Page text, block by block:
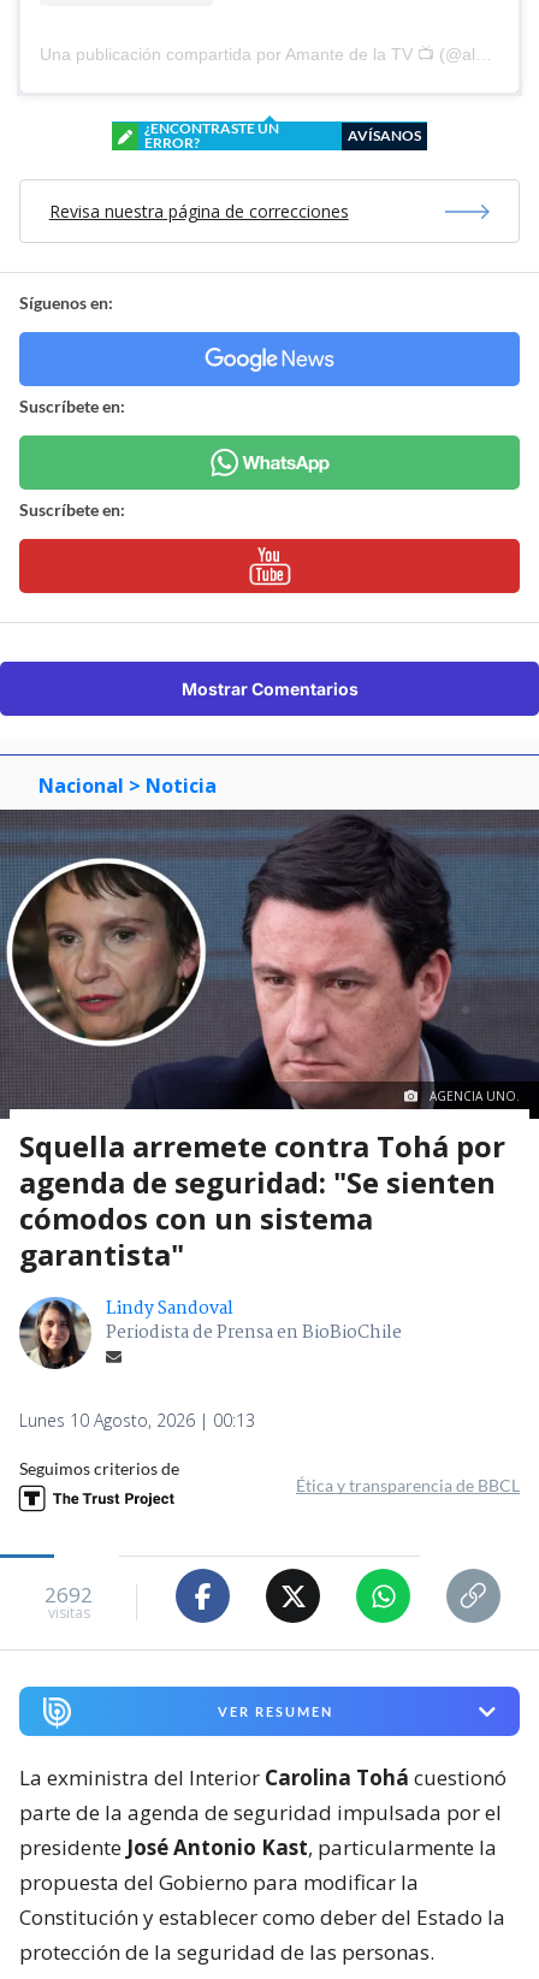
Una publicación compartida por Amante de la TV 📺 (@alguien_te_observa)
¿ENCONTRASTE UN
ERROR?
AVÍSANOS
Revisa nuestra página de correcciones
Síguenos en:
Suscríbete en:
Suscríbete en:
Mostrar Comentarios
Nacional > Noticia
AGENCIA UNO.
Squella arremete contra Tohá por
agenda de seguridad: "Se sienten
cómodos con un sistema
garantista"
Lindy Sandoval
Periodista de Prensa en BioBioChile
Lunes 10 Agosto, 2026 | 00:13
Seguimos criterios de
Ética y transparencia de BBCL
2692
visitas
VER RESUMEN
La exministra del Interior Carolina Tohá cuestionó
parte de la agenda de seguridad impulsada por el
presidente José Antonio Kast, particularmente la
propuesta del Gobierno para modificar la
Constitución y establecer como deber del Estado la
protección de la seguridad de las personas.